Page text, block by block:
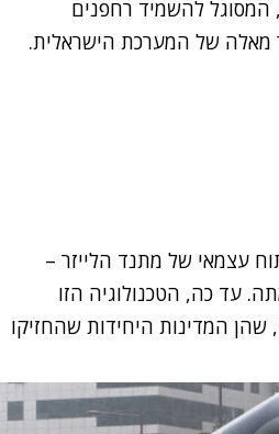
בלייזר סיב בעוצמה של 20 קילוואט, המסוגל להשמיד רחפנים
עצמאי של מתנד הלייזר –
עד כה, הטכנולוגיה הזו
המדינות היחידות שהחזיקו